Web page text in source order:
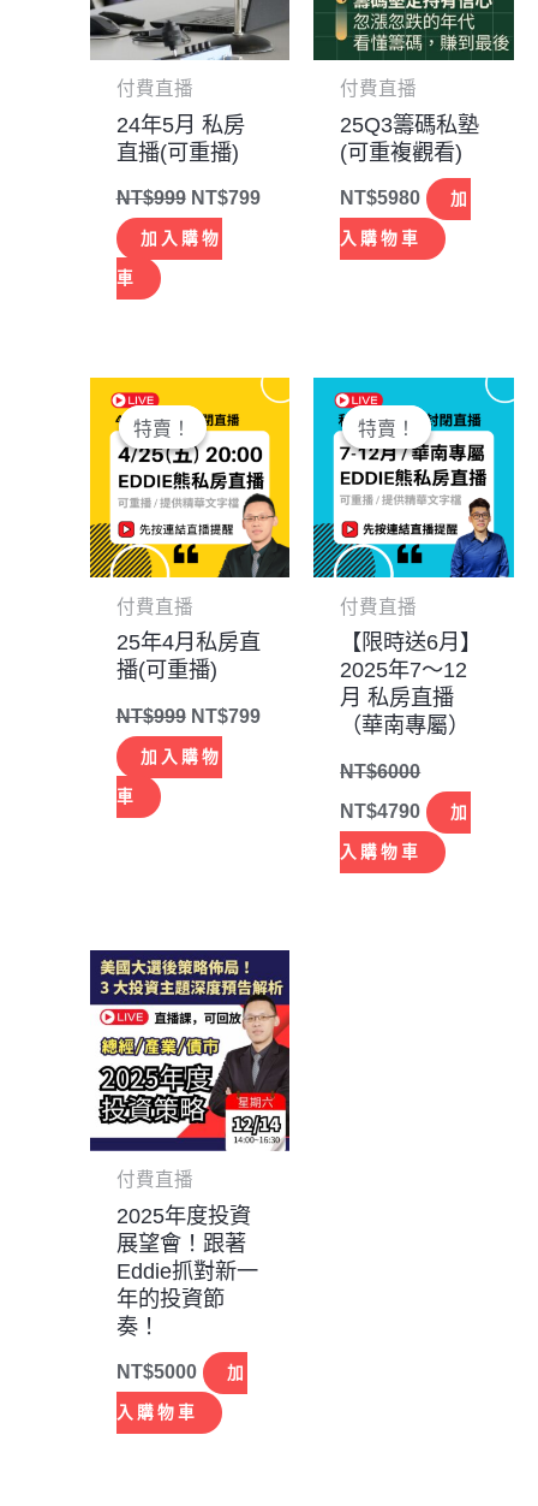
付費直播
24年5月 私房
直播(可重播)
NT$999 NT$799
加入購物
車
付費直播
25Q3籌碼私塾
(可重複觀看)
NT$5980 加
入購物車
特賣！
特賣！
付費直播
25年4月私房直
播(可重播)
NT$999
始
價
格：
NT$999。
NT$799
目
價
格：
NT$799。
加入購物
車
特賣！
特賣！
付費直播
【限時送6月】
2025年7～12
月 私房直播
（華南專屬）
NT$6000
原
始
價
格：
NT$6000。
NT$4790
前
價
格：
NT$4790。
加
入購物車
付費直播
2025年度投資
展望會！跟著
Eddie抓對新一
年的投資節
奏！
NT$5000 加
入購物車